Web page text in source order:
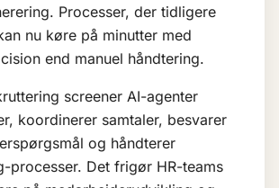
Processer, der tidligere
nu køre på minutter med
end manuel håndtering.
screener AI-agenter
koordinerer samtaler, besvarer
og håndterer
processer. Det frigør HR-teams